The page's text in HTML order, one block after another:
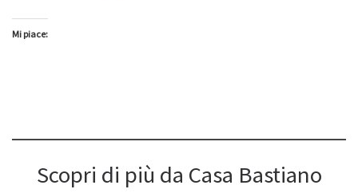
Mi piace:
Scopri di più da Casa Bastiano